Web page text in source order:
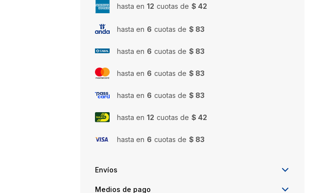
hasta en 12 cuotas de $ 42
hasta en 6 cuotas de $ 83
hasta en 6 cuotas de $ 83
hasta en 6 cuotas de $ 83
hasta en 6 cuotas de $ 83
hasta en 12 cuotas de $ 42
hasta en 6 cuotas de $ 83
Envíos
Medios de pago